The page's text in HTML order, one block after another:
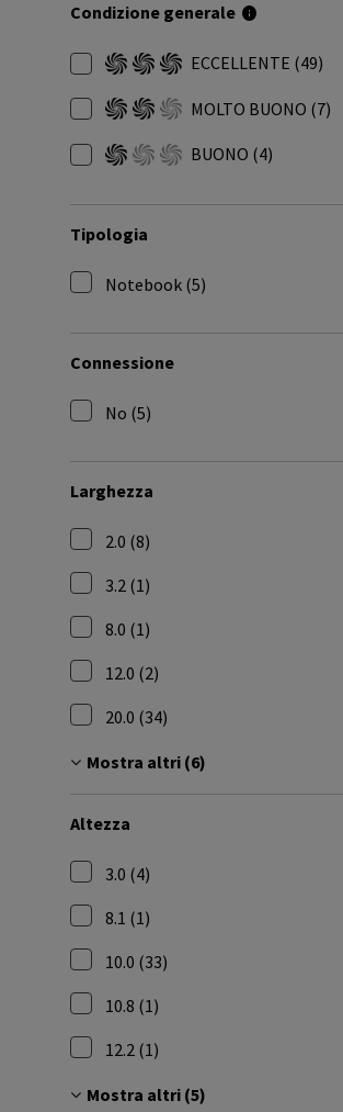
Condizione generale
ECCELLENTE (49)
MOLTO BUONO (7)
Filtra per Condizione generale:
BUONO (4)
Tipologia
Notebook (5)
Connessione
No (5)
Larghezza
2.0 (8)
3.2 (1)
8.0 (1)
12.0 (2)
20.0 (34)
Mostra altri (6)
Altezza
3.0 (4)
8.1 (1)
10.0 (33)
10.8 (1)
12.2 (1)
Mostra altri (5)